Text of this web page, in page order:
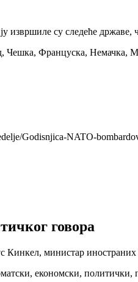
извршиле су следеће
Чешка, Француска, Немачка,
Godisnjica-NATO-
говора
Кинкел, министар
економски,